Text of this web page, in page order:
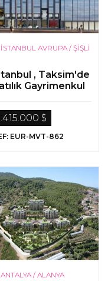
İSTANBUL AVRUPA / ŞİŞLİ
, Taksim'de
Gayrimenkul
$
EUR-MVT-862
ANTALYA / ALANYA